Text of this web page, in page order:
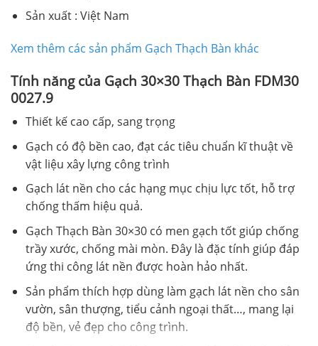
Sản xuất : Việt Nam
Xem thêm các sản phẩm Gạch Thạch Bàn khác
Tính năng của Gạch 30×30 Thạch Bàn FDM30
0027.9
Thiết kế cao cấp, sang trọng
Gạch có độ bền cao, đạt các tiêu chuẩn kĩ thuật về
vật liệu xây lựng công trình
Gạch lát nền cho các hạng mục chịu lực tốt, hỗ trợ
chống thấm hiệu quả.
Gạch Thạch Bàn 30×30 có men gạch tốt giúp chống
trầy xước, chống mài mòn. Đây là đặc tính giúp đáp
ứng thi công lát nền được hoàn hảo nhất.
Sản phẩm thích hợp dùng làm gạch lát nền cho sân
vườn, sân thượng, tiểu cảnh ngoại thất…, mang lại
độ bền, vẻ đẹp cho công trình.